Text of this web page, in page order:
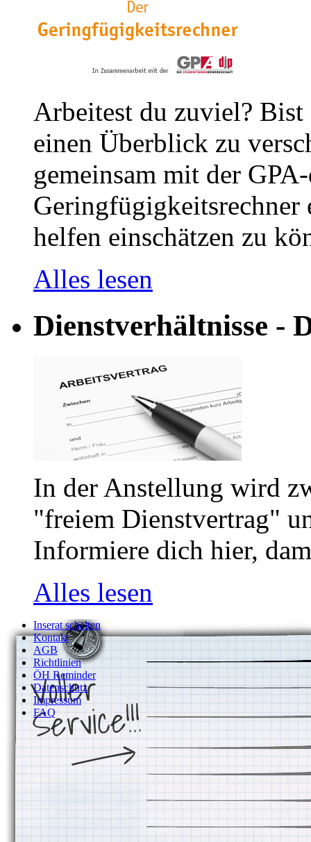
Arbeitest du zuviel?
einen Überblick zu
gemeinsam mit der
helfen einschätzen zu
Alles lesen
Dienstverhältnisse -
In der Anstellung wird
"freiem Dienstvertrag"
Informiere dich hier,
Alles lesen
Inserat schalten
Kontakt
AGB
Richtlinien
ÖH Reminder
Datenschutz
Impressum
FAQ